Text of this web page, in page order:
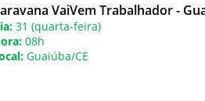
VaiVem Trabalhador -
31 (quarta-feira)
08h
Guaiúba/CE